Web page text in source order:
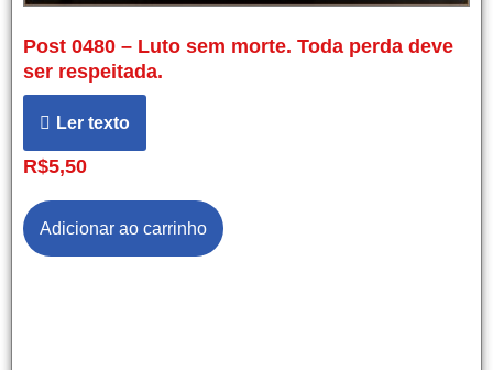
Post 0480 – Luto sem morte. Toda perda deve
ser respeitada.
Ler texto
R$5,50
Adicionar ao carrinho